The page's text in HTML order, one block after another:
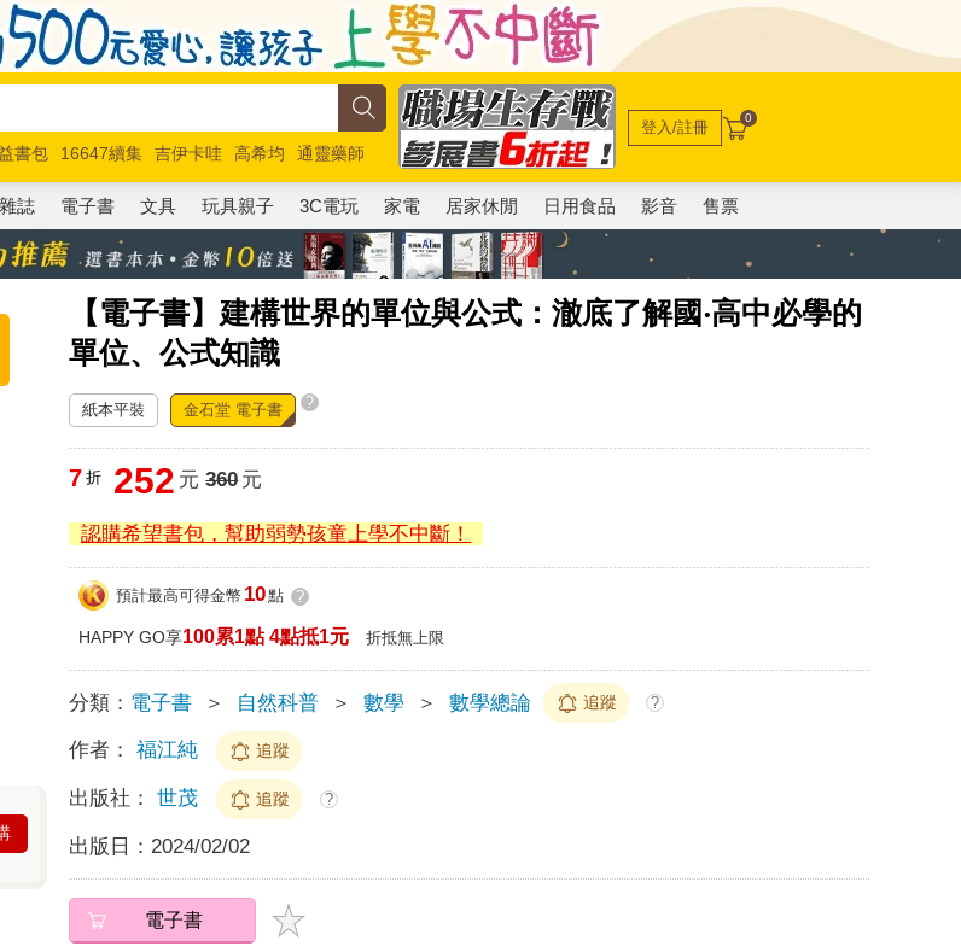
書包 16647續集 吉伊卡哇 高希均
通靈藥師
克 玩具總動員5 超慢跑
登入/註冊 0
雜誌 電子書 文具 玩具親子 3C電玩 家電 居家休閒 日用食品 影音 售票
【電子書】建構世界的單位與公式：澈底了解國‧高中必學的
單位、公式知識
紙本平裝 金石堂 電子書 ?
7 折 252 元 360元
認購希望書包，幫助弱勢孩童上學不中斷！
預計最高可得金幣 10點 ?
HAPPY GO享100累1點 4點抵1元 折抵無上限
分類： 電子書 ＞ 自然科普 ＞ 數學 ＞ 數學總論 追蹤 ?
作者： 福江純 追蹤
出版社： 世茂 追蹤 ?
出版日： 2024/02/02
電子書